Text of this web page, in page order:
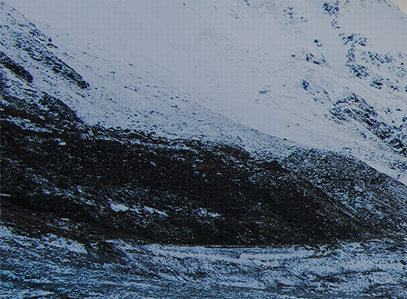
科学と健康
よくある質問
製品紹介
ニュース
代理店募集
お問い合わせ